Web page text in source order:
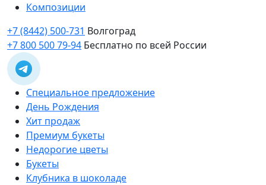
Композиции
+7 (8442) 500-731 Волгоград
+7 800 500 79-94 Бесплатно по всей России
Специальное предложение
День Рождения
Хит продаж
Премиум букеты
Недорогие цветы
Букеты
Клубника в шоколаде